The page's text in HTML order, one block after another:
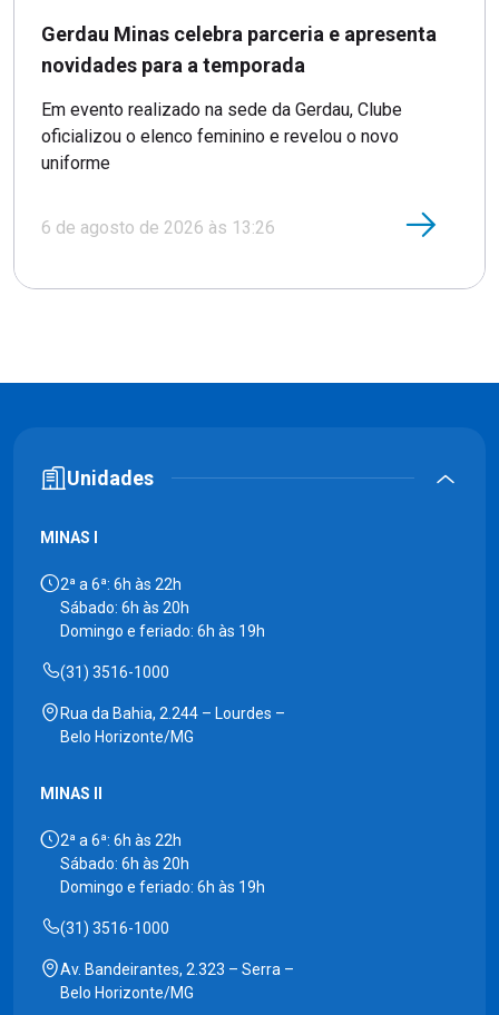
Gerdau Minas celebra parceria e apresenta
novidades para a temporada
Em evento realizado na sede da Gerdau, Clube
oficializou o elenco feminino e revelou o novo
uniforme
6 de agosto de 2026 às 13:26
Unidades
MINAS I
2ª a 6ª: 6h às 22h
Sábado: 6h às 20h
Domingo e feriado: 6h às 19h
(31) 3516-1000
Rua da Bahia, 2.244 – Lourdes –
Belo Horizonte/MG
MINAS II
2ª a 6ª: 6h às 22h
Sábado: 6h às 20h
Domingo e feriado: 6h às 19h
(31) 3516-1000
Av. Bandeirantes, 2.323 – Serra –
Belo Horizonte/MG